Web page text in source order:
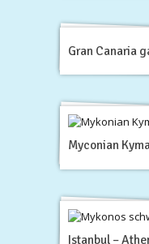
Gran Canaria
Myconian
Istanbul –